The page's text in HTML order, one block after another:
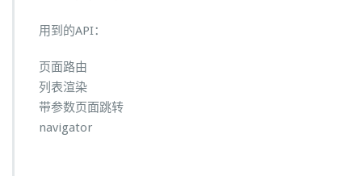
用到的API：
页面路由
列表渲染
带参数页面跳转
navigator